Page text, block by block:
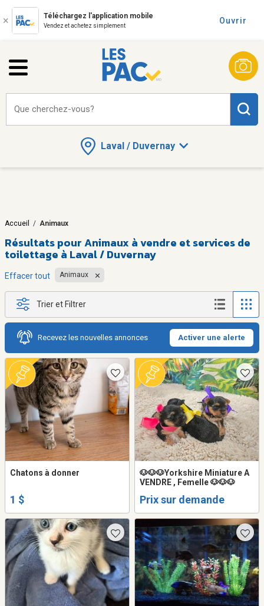
Téléchargez l'application mobile
Vendez et achetez simplement
Ouvrir
Laval / Duvernay
Que cherchez-vous?
Accueil / Animaux
Résultats pourAnimaux à vendre et services de
toilettage à Laval / Duvernay
Effacer tout Animaux
Trier et Filtrer
Recevez les nouvelles annonces Activer une alerte
Chatons à donner
1 $
🐶🐶🐶Yorkshire Miniature A
VENDRE , Femelle 🐶🐶🐶
Prix sur demande